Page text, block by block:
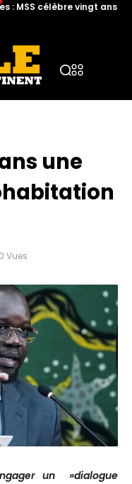
: MSS célèbre vingt ans
une
Vues
un »dialogue